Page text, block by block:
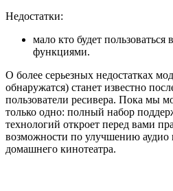
Недостатки:
мало кто будет
функциями.
О более серьезных недостатках
обнаружатся) станет известно
пользователи ресивера. Пока мы
только одно: полный набор
технологий откроет перед вами
возможности по улучшению аудио
домашнего кинотеатра.